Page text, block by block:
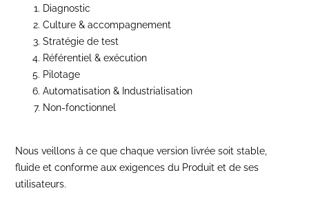
Diagnostic
Culture & accompagnement
Stratégie de test
Référentiel & exécution
Pilotage
Automatisation & Industrialisation
Non-fonctionnel
Nous veillons à ce que chaque version livrée soit stable,
fluide et conforme aux exigences du Produit et de ses
utilisateurs.